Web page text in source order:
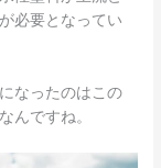
必要となってい
なったのはこの
んですね。